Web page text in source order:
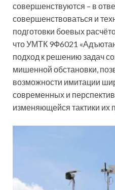
совершенствуются – в
совершенствоваться и
подготовки боевых
что УМТК 9Ф6021
подход к решению задач
мишенной обстановки,
возможности имитации
современных и
изменяющейся тактики их